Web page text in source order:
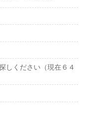
しください（現在６４